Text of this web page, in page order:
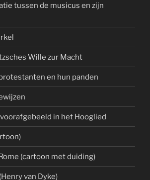
tussen de musicus en zijn
Wille zur Macht
en hun panden
in het Hooglied
(cartoon met duiding)
van Dyke)